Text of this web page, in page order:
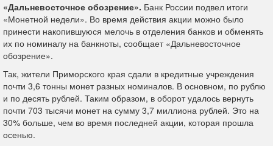
«Дальневосточное обозрение». Банк России подвел итоги
«Монетной недели». Во время действия акции можно было
принести накопившуюся мелочь в отделения банков и обменять
их по номиналу на банкноты, сообщает «Дальневосточное
обозрение».
Так, жители Приморского края сдали в кредитные учреждения
почти 3,6 тонны монет разных номиналов. В основном, по рублю
и по десять рублей. Таким образом, в оборот удалось вернуть
почти 703 тысячи монет на сумму 3,7 миллиона рублей. Это на
30% больше, чем во время последней акции, которая прошла
осенью.